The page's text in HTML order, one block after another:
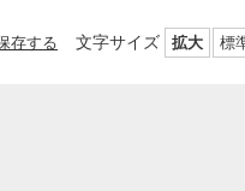
存する 文字サイズ 拡大 標